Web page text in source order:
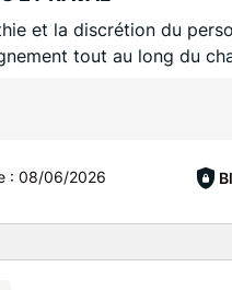
et la discrétion du
tout au long du
:08/06/2026